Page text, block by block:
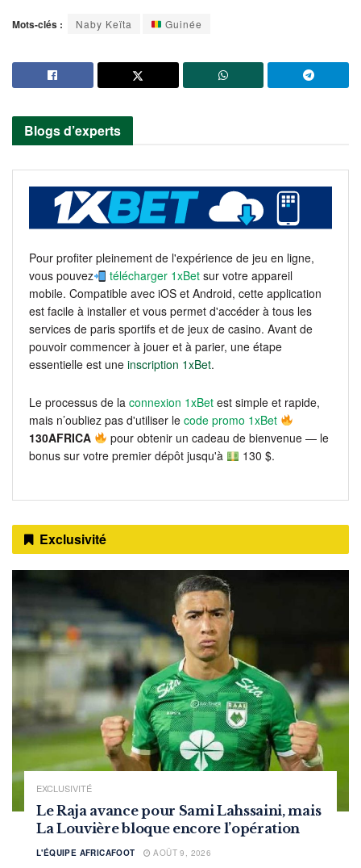
Mots-clés : Naby Keïta Guinée
Blogs d’experts
Pour profiter pleinement de l'expérience de jeu en ligne,
vous pouvez
télécharger 1xBet sur votre appareil
mobile. Compatible avec iOS et Android, cette application
est facile à installer et vous permet d'accéder à tous les
services de paris sportifs et de jeux de casino. Avant de
pouvoir commencer à jouer et à parier, une étape
essentielle est une inscription 1xBet.
Le processus de la connexion 1xBet est simple et rapide,
mais n’oubliez pas d'utiliser le code promo 1xBet
130AFRICA
pour obtenir un cadeau de bienvenue — le
bonus sur votre premier dépôt jusqu'à
130 $.
Exclusivité
EXCLUSIVITÉ
Le Raja avance pour Sami Lahssaini, mais
La Louvière bloque encore l’opération
L'ÉQUIPE AFRICAFOOT AOÛT 9, 2026